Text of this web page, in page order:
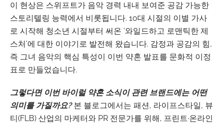
이 현상은 스위프트가 음악 경력 내내 보여준 공감 가능한
스토리텔링 능력에서 비롯됩니다. 10대 시절의 이별 가사
로 시작해 청소년 시절부터 써온 ‘와일드하고 로맨틱한 제
스처’에 대한 이야기로 발전해 왔습니다. 감정과 공감의 힘,
즉 그녀 음악의 핵심 특성이 이번 약혼 발표를 문화적 이정
표로 만들었습니다.
그렇다면 이번 바이럴 약혼 소식이 관련 브랜드에는 어떤
의미를 가질까요?본 블로그에서는 패션, 라이프스타일, 뷰
티(FLB) 산업의 마케터와 PR 전문가를 위해, 프린트·온라인